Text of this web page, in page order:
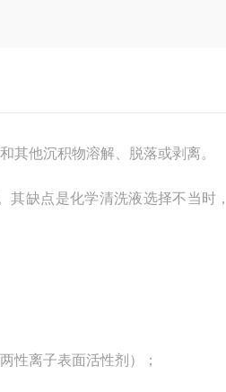
他沉积物溶解、脱落或剥离。
缺点是化学清洗液选择不当时
离子表面活性剂）；